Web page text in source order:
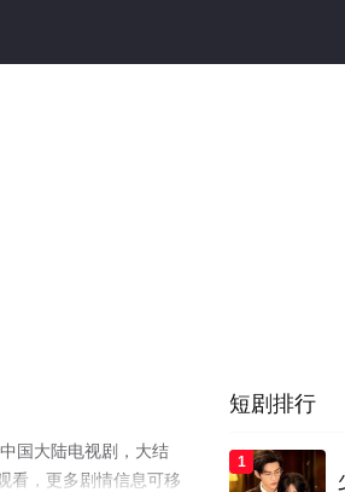
国大陆电视剧，大结
看，更多剧情信息可移
短剧排行
1